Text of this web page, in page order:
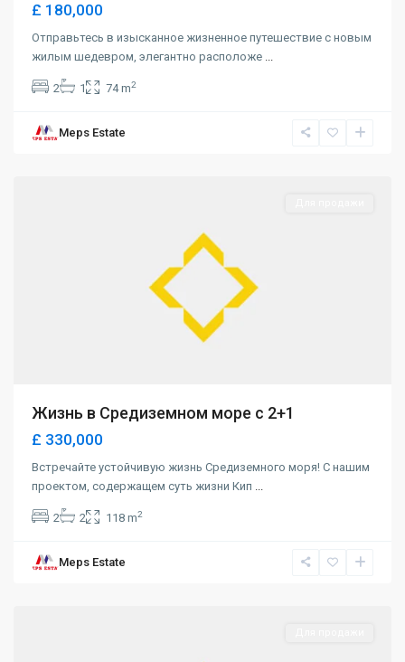
£ 180,000
Отправьтесь в изысканное жизненное путешествие с новым
жилым шедевром, элегантно расположе ...
2 1 74 m2
Meps Estate
Alsancak,
Жизнь в Средиземном море с 2+1
£ 330,000
Встречайте устойчивую жизнь Средиземного моря! С нашим
проектом, содержащем суть жизни Кип ...
2 2 118 m2
Meps Estate
Lapta,